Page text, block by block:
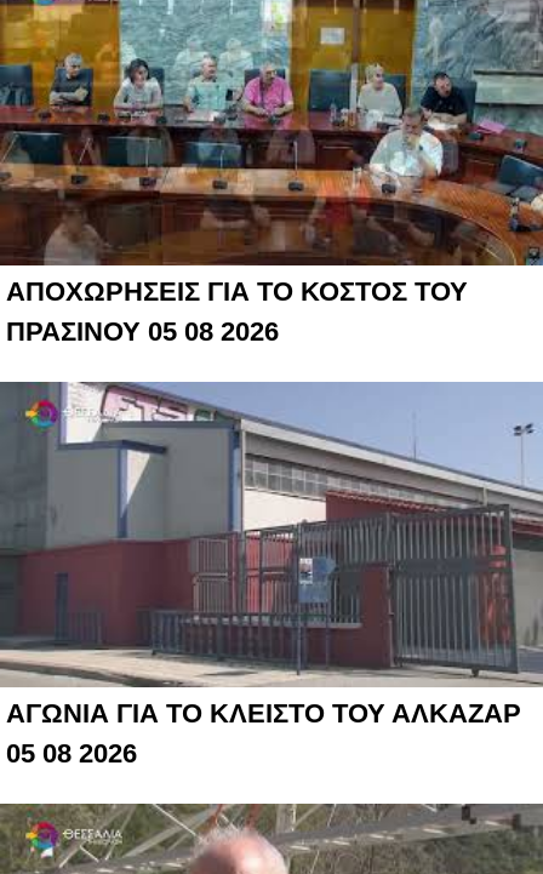
ΑΠΟΧΩΡΗΣΕΙΣ ΓΙΑ ΤΟ ΚΟΣΤΟΣ ΤΟΥ
ΠΡΑΣΙΝΟΥ 05 08 2026
ΑΓΩΝΙΑ ΓΙΑ ΤΟ ΚΛΕΙΣΤΟ ΤΟΥ ΑΛΚΑΖΑΡ
05 08 2026